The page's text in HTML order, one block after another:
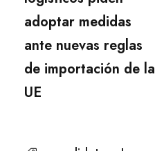
adoptar medidas
ante nuevas reglas
de importación de la
UE